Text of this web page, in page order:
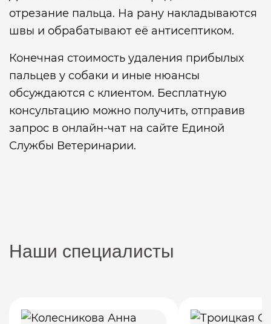
отрезание пальца. На рану накладываются
швы и обрабатывают её антисептиком.
Конечная стоимость удаления прибылых
пальцев у собаки и иные нюансы
обсуждаются с клиентом. Бесплатную
консультацию можно получить, отправив
запрос в онлайн-чат на сайте Единой
Службы Ветеринарии.
Наши специалисты